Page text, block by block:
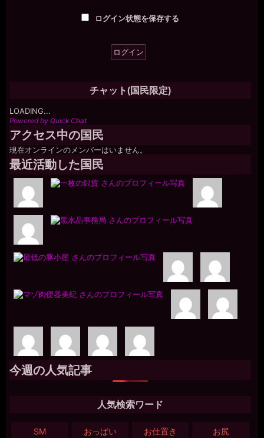
ログイン状態を保存する
チャット(国民限定)
LOADING...
Powered by Quick Chat
アクセス中の国民
現在オンラインのメンバーはいません。
最近活動した国民
今週の人気記事
人気検索ワード
SM おっぱい お仕置き お尻